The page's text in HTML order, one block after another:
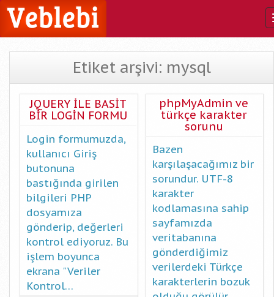
Etiket arşivi: mysql
JQUERY İLE BASİT
BİR LOGİN FORMU
Login formumuzda,
kullanıcı Giriş
butonuna
bastığında girilen
bilgileri PHP
dosyamıza
gönderip, değerleri
kontrol ediyoruz. Bu
işlem boyunca
ekrana "Veriler
Kontrol…
phpMyAdmin ve
türkçe karakter
sorunu
Bazen
karşılaşacağımız bir
sorundur. UTF-8
karakter
kodlamasına sahip
sayfamızda
veritabanına
gönderdiğimiz
verilerdeki Türkçe
karakterlerin bozuk